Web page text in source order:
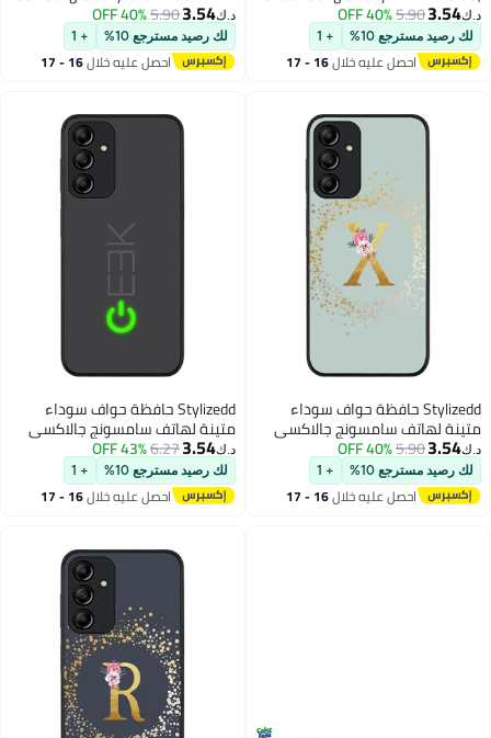
Slim fit Soft Case Flexible Anti Drop
TPU Gel Thin Cover- Cow Skin
Print
د.ك‏3.54
5.90
40% OFF
لك رصيد مسترجع 10% + 1
احصل عليه خلال 16 - 17
اغسطس
5G، جراب رفيع وناعم ومرن من مادة
TPU ومضاد للسقوط - Spidermark
(أسود)
د.ك‏3.54
5.90
40% OFF
لك رصيد مسترجع 10% + 1
احصل عليه خلال 16 - 17
اغسطس
Stylizedd حافظة حواف سوداء
متينة لهاتف سامسونج جالاكسي
A15 / A15 5G - غلاف مخصص بنمط
زهور حرف أولي - X (رمادي فاتح)
د.ك‏3.54
5.90
40% OFF
لك رصيد مسترجع 10% + 1
احصل عليه خلال 16 - 17
Stylizedd حافظة حواف سوداء
متينة لهاتف سامسونج جالاكسي
A15 / A15 5G، حافظة مرنة رقيقة
غطاء رقيق - جيك أون
د.ك‏3.54
6.27
43% OFF
لك رصيد مسترجع 10% + 1
احصل عليه خلال 16 - 17